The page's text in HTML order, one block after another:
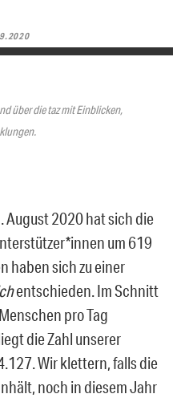
über die taz mit Einblicken,
August 2020 hat sich die
um 619
haben sich zu einer
entschieden. Im Schnitt
pro Tag
die Zahl unserer
Wir klettern, falls die
noch in diesem Jahr